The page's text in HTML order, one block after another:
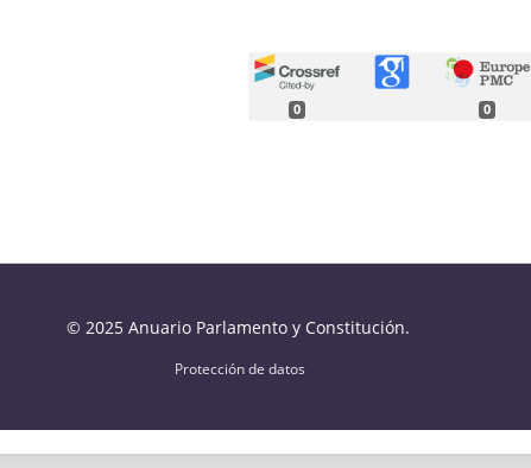
0 0
© 2025 Anuario Parlamento y Constitución.
Protección de datos